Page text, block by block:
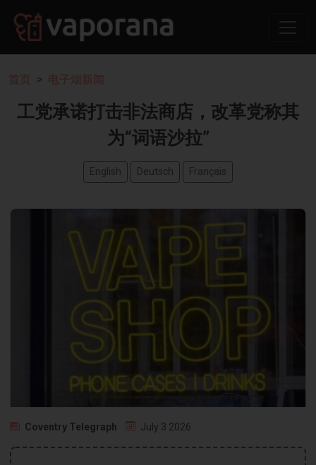
首页 电子烟新闻
工党承诺打击非法商店，改革党称其
为“词语沙拉”
English Deutsch Français
Coventry Telegraph July 3 2026